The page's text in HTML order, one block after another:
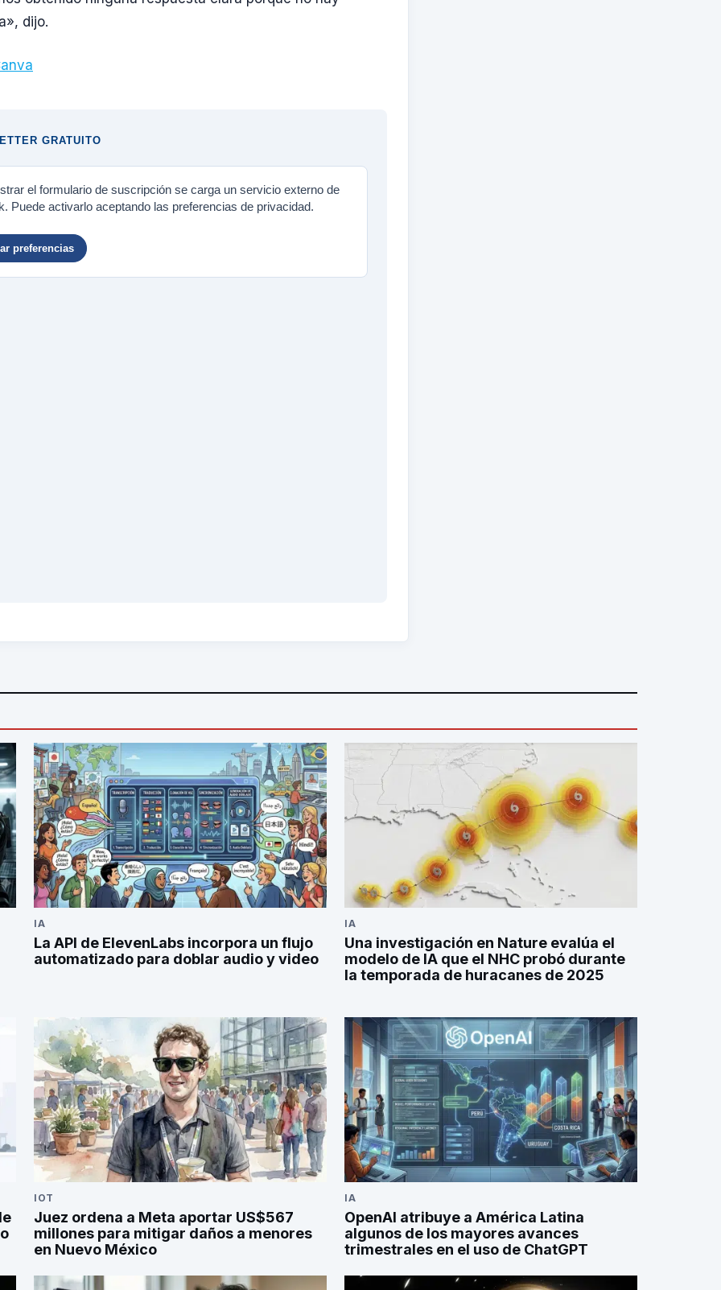
dijo.
GRATUITO
el formulario de suscripción se carga un servicio externo de
Puede activarlo aceptando las preferencias de privacidad.
preferencias
IA
La API de ElevenLabs incorpora un flujo
automatizado para doblar audio y video
IA
Una investigación en Nature evalúa el
modelo de IA que el NHC probó durante
la temporada de huracanes de 2025
IOT
Juez ordena a Meta aportar US$567
millones para mitigar daños a menores
en Nuevo México
IA
OpenAI atribuye a América Latina
algunos de los mayores avances
trimestrales en el uso de ChatGPT